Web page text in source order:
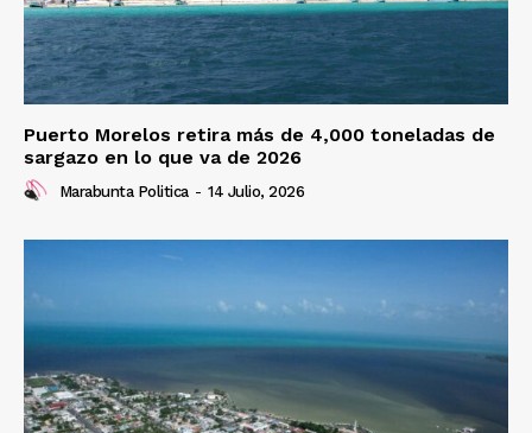
Puerto Morelos retira más de 4,000 toneladas de
sargazo en lo que va de 2026
Marabunta Politica - 14 Julio, 2026